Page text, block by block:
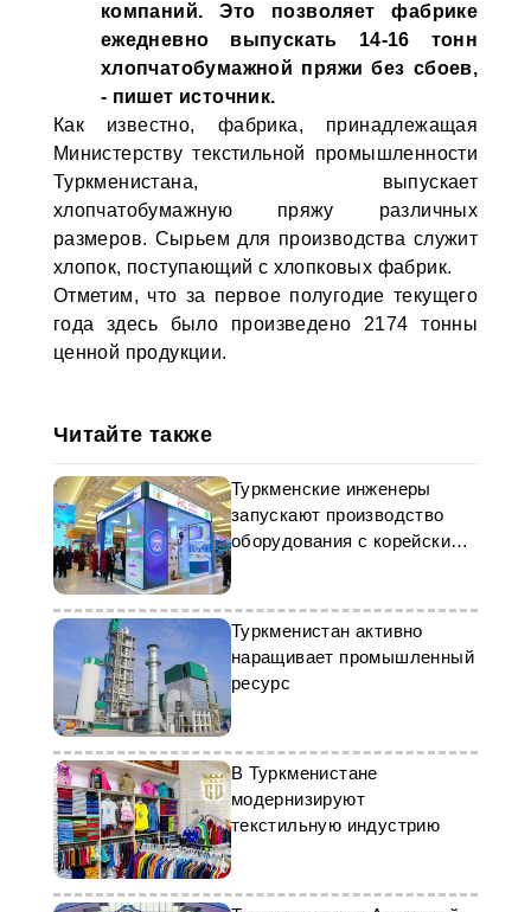
компаний. Это позволяет фабрике
ежедневно выпускать 14-16 тонн
хлопчатобумажной пряжи без сбоев,
- пишет источник.
Как известно, фабрика, принадлежащая
Министерству текстильной промышленности
Туркменистана, выпускает
хлопчатобумажную пряжу различных
размеров. Сырьем для производства служит
хлопок, поступающий с хлопковых фабрик.
Отметим, что за первое полугодие текущего
года здесь было произведено 2174 тонны
ценной продукции.
Читайте также
Туркменские инженеры
запускают производство
оборудования с корейскими
партнерами
Туркменистан активно
наращивает промышленный
ресурс
В Туркменистане
модернизируют
текстильную индустрию